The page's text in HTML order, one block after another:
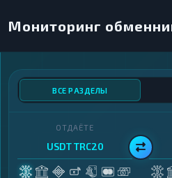
Мониторинг
ВСЕ РАЗДЕЛЫ
ОТДАЁТЕ
USDT TRC20